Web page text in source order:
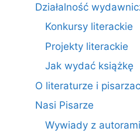
Działalność
Konkursy literackie
Projekty literackie
Jak wydać książkę
O literaturze i
Nasi Pisarze
Wywiady z autorami